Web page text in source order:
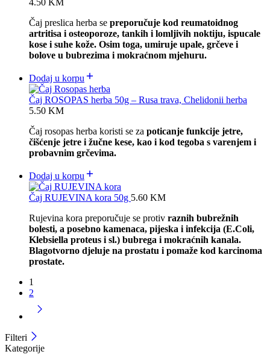
4.50 KM
Čaj preslica herba se preporučuje kod reumatoidnog
artritisa i osteoporoze, tankih i lomljivih noktiju, ispucale
kose i suhe kože. Osim toga, umiruje upale, grčeve i
bolove u bubrezima i mokraćnom mjehuru.
Dodaj u korpu
Čaj ROSOPAS herba 50g – Rusa trava, Chelidonii herba
5.50 KM
Čaj rosopas herba koristi se za poticanje funkcije jetre,
čišćenje jetre i žučne kese, kao i kod tegoba s varenjem i
probavnim grčevima.
Dodaj u korpu
Čaj RUJEVINA kora 50g 5.60 KM
Rujevina kora preporučuje se protiv raznih bubrežnih
bolesti, a posebno kamenaca, pijeska i infekcija (E.Coli,
Klebsiella proteus i sl.) bubrega i mokraćnih kanala.
Blagotvorno djeluje na prostatu i pomaže kod karcinoma
prostate.
1
2
Filteri
Kategorije